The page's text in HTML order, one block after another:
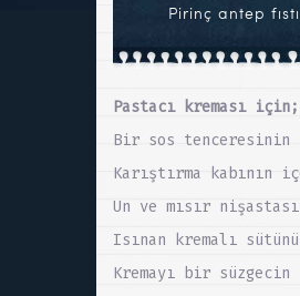
Pirinç antep
Pastacı kreması için;
Bir sos tenceresinin
Karıştırma
Un ve mısır
Isınan kremalı
Kremayı bir